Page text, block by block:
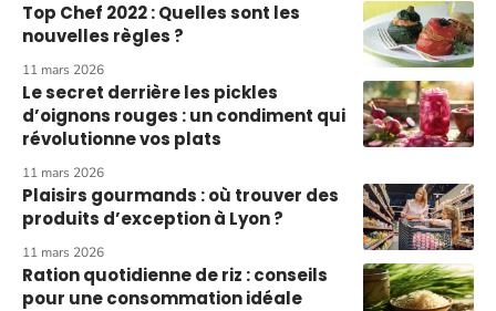
Top Chef 2022 : Quelles sont les
nouvelles règles ?
11 mars 2026
Le secret derrière les pickles
d’oignons rouges : un condiment qui
révolutionne vos plats
11 mars 2026
Plaisirs gourmands : où trouver des
produits d’exception à Lyon ?
11 mars 2026
Ration quotidienne de riz : conseils
pour une consommation idéale